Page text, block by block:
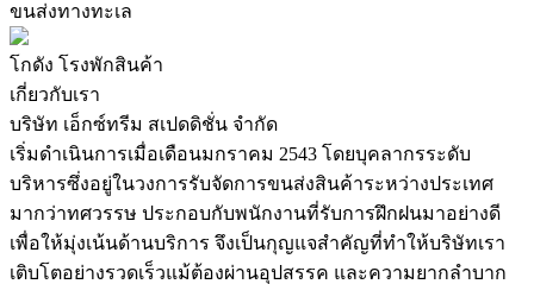
ขนส่งทางทะเล
โกดัง โรงพักสินค้า
เกี่ยวกับเรา
บริษัท เอ็กซ์ทรีม สเปดดิชั่น จำกัด
เริ่มดำเนินการเมื่อเดือนมกราคม 2543 โดยบุคลากรระดับ
บริหารซึ่งอยู่ในวงการรับจัดการขนส่งสินค้าระหว่างประเทศ
มากว่าทศวรรษ ประกอบกับพนักงานที่รับการฝึกฝนมาอย่างดี
เพื่อให้มุ่งเน้นด้านบริการ จึงเป็นกุญแจสำคัญที่ทำให้บริษัทเรา
เติบโตอย่างรวดเร็วแม้ต้องผ่านอุปสรรค และความยากลำบาก